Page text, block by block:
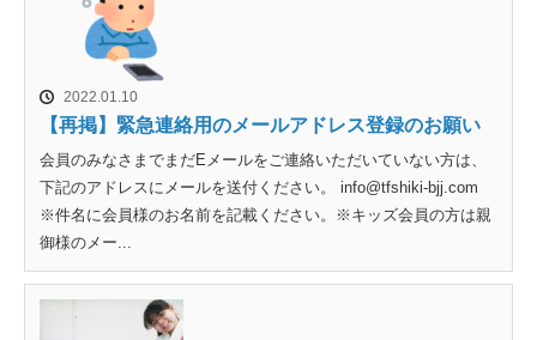
2022.01.10
【再掲】緊急連絡用のメールアドレス登録のお願い
会員のみなさまでまだEメールをご連絡いただいていない方は、
下記のアドレスにメールを送付ください。 info@tfshiki-bjj.com
※件名に会員様のお名前を記載ください。※キッズ会員の方は親
御様のメー...